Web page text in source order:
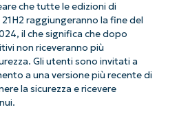
che tutte le edizioni di
raggiungeranno la fine del
il che significa che dopo
non riceveranno più
Gli utenti sono invitati a
a una versione più recente di
la sicurezza e ricevere